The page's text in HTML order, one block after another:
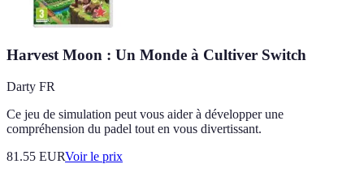
Harvest Moon : Un Monde à Cultiver Switch
Darty FR
Ce jeu de simulation peut vous aider à développer une
compréhension du padel tout en vous divertissant.
81.55 EURVoir le prix